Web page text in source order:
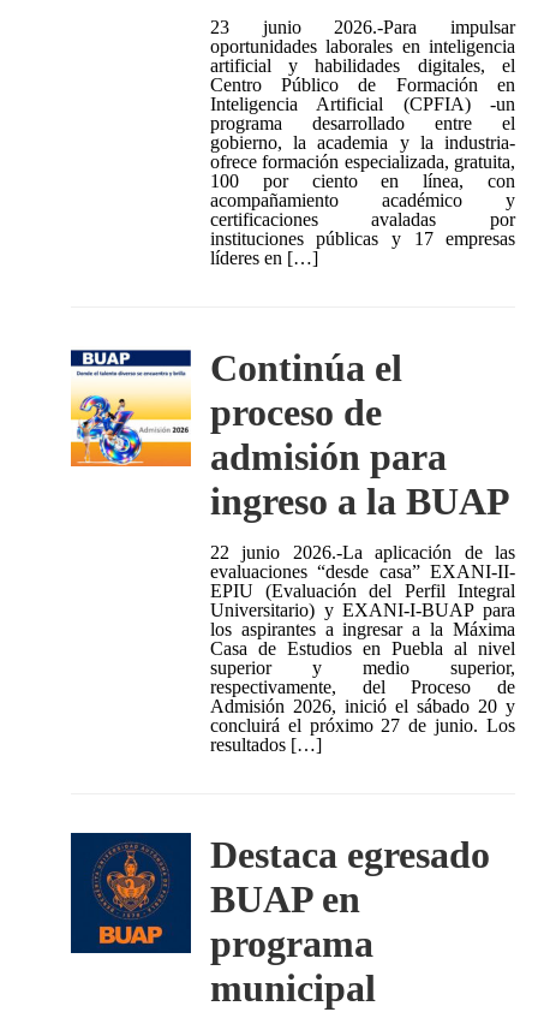
23 junio 2026.-Para impulsar
oportunidades laborales en inteligencia
artificial y habilidades digitales, el
Centro Público de Formación en
Inteligencia Artificial (CPFIA) -un
programa desarrollado entre el
gobierno, la academia y la industria-
ofrece formación especializada, gratuita,
100 por ciento en línea, con
acompañamiento académico y
certificaciones avaladas por
instituciones públicas y 17 empresas
líderes en […]
Continúa el
proceso de
admisión para
ingreso a la BUAP
22 junio 2026.-La aplicación de las
evaluaciones “desde casa” EXANI-II-
EPIU (Evaluación del Perfil Integral
Universitario) y EXANI-I-BUAP para
los aspirantes a ingresar a la Máxima
Casa de Estudios en Puebla al nivel
superior y medio superior,
respectivamente, del Proceso de
Admisión 2026, inició el sábado 20 y
concluirá el próximo 27 de junio. Los
resultados […]
Destaca egresado
BUAP en
programa
municipal